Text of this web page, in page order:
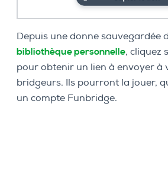
Depuis une donne sauvegardée
bibliothèque personnelle, cliquez
pour obtenir un lien à envoyer à
bridgeurs. Ils pourront la jouer,
un compte Funbridge.